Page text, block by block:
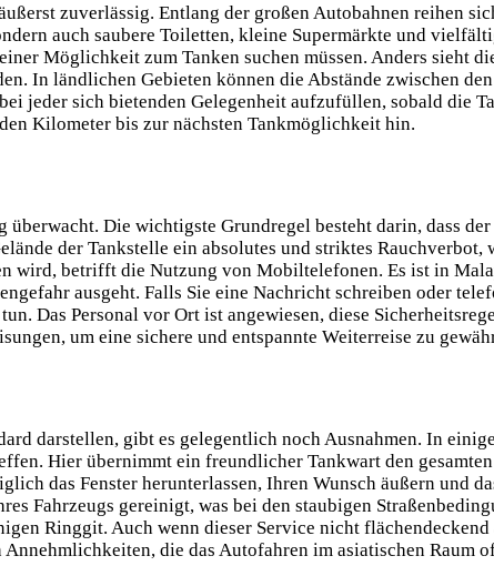
zuverlässig. Entlang der großen Autobahnen reihen
auch saubere Toiletten, kleine Supermärkte und
Möglichkeit zum Tanken suchen müssen. Anders sieht
In ländlichen Gebieten können die Abstände zwischen
jeder sich bietenden Gelegenheit aufzufüllen, sobald die
Kilometer bis zur nächsten Tankmöglichkeit hin.
Die wichtigste Grundregel besteht darin, dass
der Tankstelle ein absolutes und striktes
wird, betrifft die Nutzung von Mobiltelefonen. Es ist in
ausgeht. Falls Sie eine Nachricht schreiben oder
Das Personal vor Ort ist angewiesen, diese
um eine sichere und entspannte Weiterreise zu
darstellen, gibt es gelegentlich noch Ausnahmen. In
Hier übernimmt ein freundlicher Tankwart den
das Fenster herunterlassen, Ihren Wunsch äußern und
Fahrzeugs gereinigt, was bei den staubigen
Ringgit. Auch wenn dieser Service nicht
die das Autofahren im asiatischen Raum